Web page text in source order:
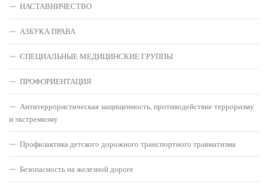
НАСТАВНИЧЕСТВО
АЗБУКА ПРАВА
СПЕЦИАЛЬНЫЕ МЕДИЦИНСКИЕ ГРУППЫ
ПРОФОРИЕНТАЦИЯ
Антитеррористическая защищенность, противодействие терроризму
и экстремизму
Профилактика детского дорожного транспортного травматизма
Безопасность на железной дороге